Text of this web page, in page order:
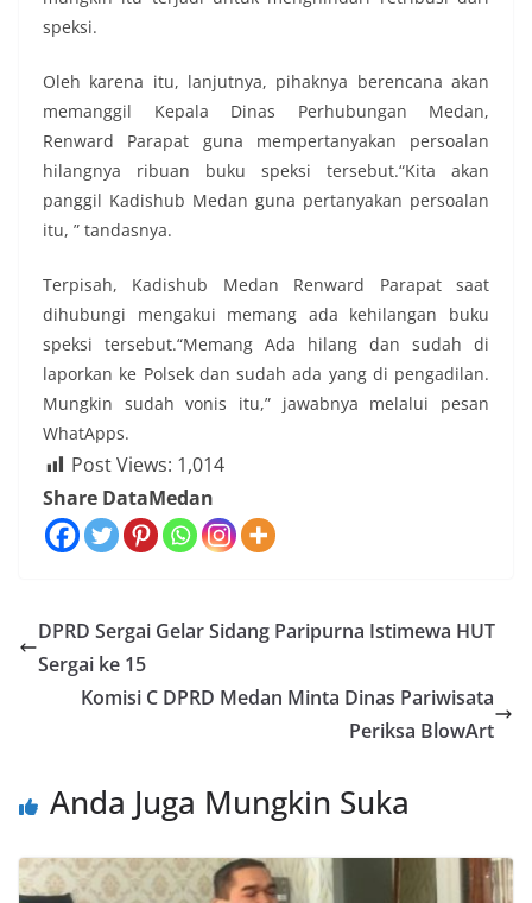
speksi.
Oleh karena itu, lanjutnya, pihaknya berencana akan
memanggil Kepala Dinas Perhubungan Medan,
Renward Parapat guna mempertanyakan persoalan
hilangnya ribuan buku speksi tersebut.“Kita akan
panggil Kadishub Medan guna pertanyakan persoalan
itu, ” tandasnya.
Terpisah, Kadishub Medan Renward Parapat saat
dihubungi mengakui memang ada kehilangan buku
speksi tersebut.“Memang Ada hilang dan sudah di
laporkan ke Polsek dan sudah ada yang di pengadilan.
Mungkin sudah vonis itu,” jawabnya melalui pesan
WhatApps.
Post Views: 1,014
Share DataMedan
DPRD Sergai Gelar Sidang Paripurna Istimewa HUT
Sergai ke 15
Komisi C DPRD Medan Minta Dinas Pariwisata
Periksa BlowArt
Anda Juga Mungkin Suka